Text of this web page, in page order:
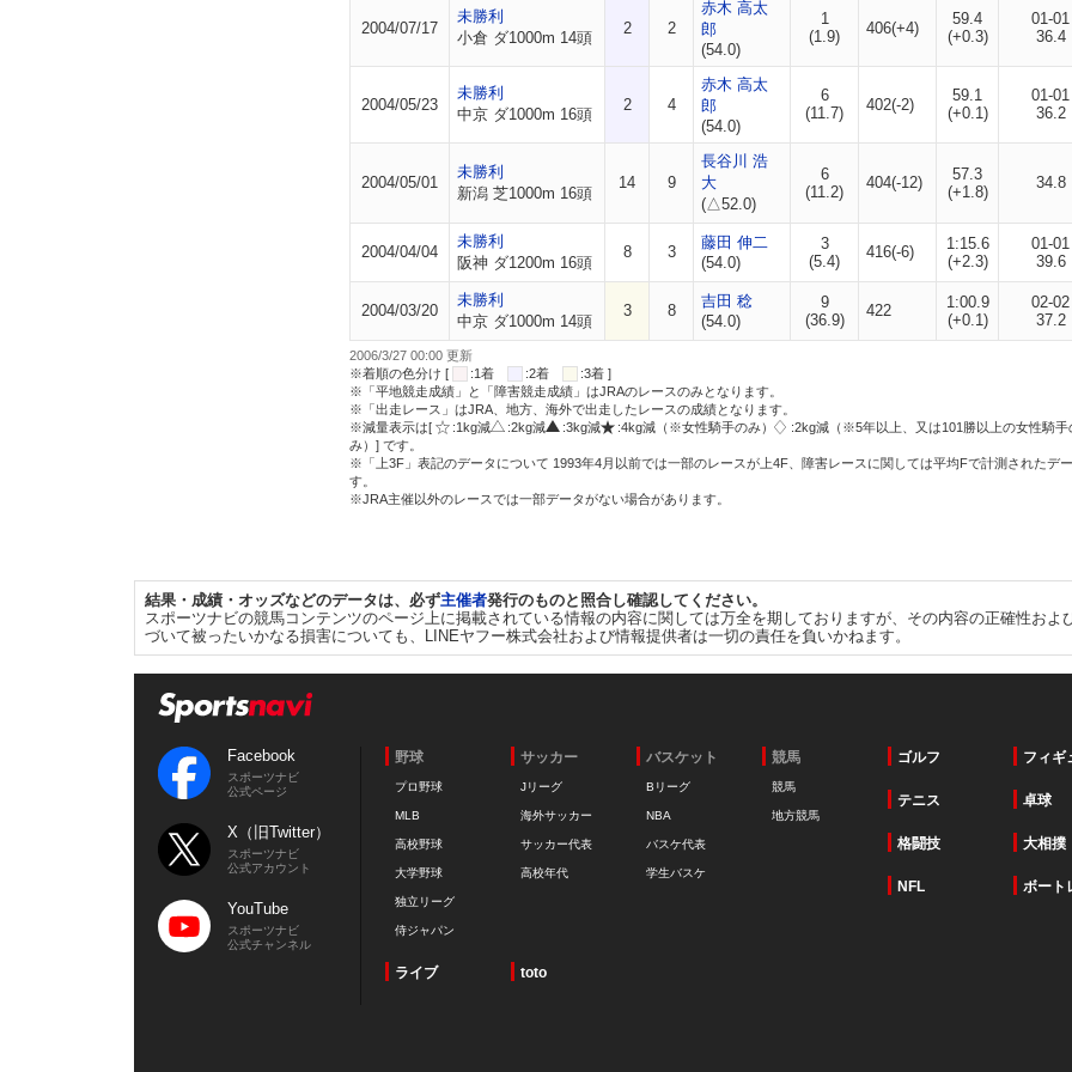
2004/07/17
未勝利
小倉 ダ1000m 14頭
2 2
赤木 高太
郎
(54.0)
1
(1.9)
406(+4)
59.4
(+0.3)
01-01
36.4
2004/05/23
未勝利
中京 ダ1000m 16頭
2 4
赤木 高太
郎
(54.0)
6
(11.7)
402(-2)
59.1
(+0.1)
01-01
36.2
2004/05/01
未勝利
新潟 芝1000m 16頭
14 9
長谷川 浩
大
(△52.0)
6
(11.2)
404(-12)
57.3
(+1.8)
34.8
2004/04/04
未勝利
阪神 ダ1200m 16頭
8 3
藤田 伸二
(54.0)
3
(5.4)
416(-6)
1:15.6
(+2.3)
01-01
39.6
2004/03/20
未勝利
中京 ダ1000m 14頭
3 8
吉田 稔
(54.0)
9
(36.9)
422
1:00.9
(+0.1)
02-02
37.2
2006/3/27 00:00 更新
※着順の色分け [
:1着 :2着
:3着 ]
※「平地競走成績」と「障害競走成績」はJRAのレースのみとなります。
※「出走レース」はJRA、地方、海外で出走したレースの成績となります。
※減量表示は[
:1kg減 :2kg減 :3kg減 :4kg減（※女性騎手のみ）
:2kg減（※5年以上、又は101勝以上の女性騎手
み）] です。
※「上3F」表記のデータについて 1993年4月以前では一部のレースが上4F、障害レースに関しては平均Fで計測されたデ
す。
※JRA主催以外のレースでは一部データがない場合があります。
結果・成績・オッズなどのデータは、必ず主催者発行のものと照合し確認してください。
スポーツナビの競馬コンテンツのページ上に掲載されている情報の内容に関しては万全を期しておりますが、その内容の正確性お
づいて被ったいかなる損害についても、LINEヤフー株式会社および情報提供者は一切の責任を負いかねます。
Facebook
スポーツナビ
公式ページ
X（旧Twitter）
スポーツナビ
公式アカウント
YouTube
スポーツナビ
公式チャンネル
野球
プロ野球
MLB
高校野球
大学野球
独立リーグ
侍ジャパン
サッカー
Jリーグ
海外サッカー
サッカー代表
高校年代
バスケット
Bリーグ
NBA
バスケ代表
学生バスケ
競馬
競馬
地方競馬
ゴルフ フィギ
テニス 卓球
格闘技 大相撲
NFL ボート
ライブ toto